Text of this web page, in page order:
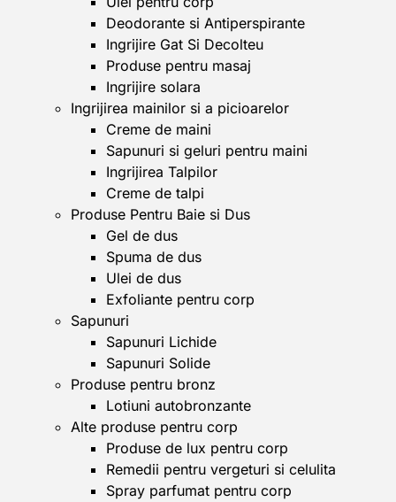
Deodorante si Antiperspirante
Ingrijire Gat Si Decolteu
Produse pentru masaj
Ingrijire solara
Ingrijirea mainilor si a picioarelor
Creme de maini
Sapunuri si geluri pentru maini
Ingrijirea Talpilor
Creme de talpi
Produse Pentru Baie si Dus
Gel de dus
Spuma de dus
Ulei de dus
Exfoliante pentru corp
Sapunuri
Sapunuri Lichide
Sapunuri Solide
Produse pentru bronz
Lotiuni autobronzante
Alte produse pentru corp
Produse de lux pentru corp
Remedii pentru vergeturi si celulita
Spray parfumat pentru corp